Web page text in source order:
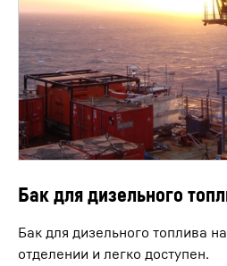
Бак для дизельного
Бак для дизельного топлива
отделении и легко доступен.